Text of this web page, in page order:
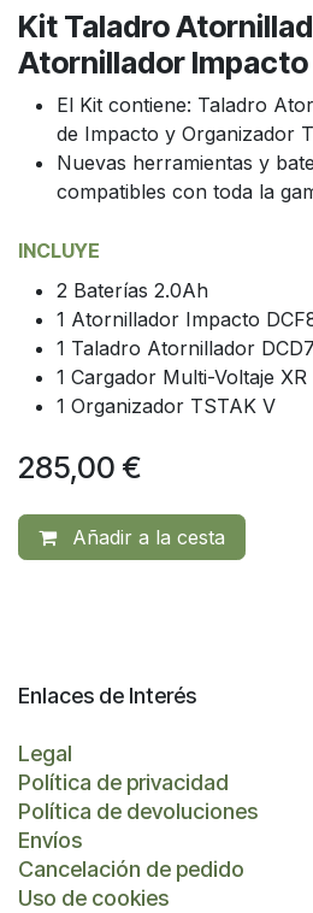
Kit Taladro
Atornillador Impacto
El Kit contiene: Taladro
de Impacto y Organizador
Nuevas herramientas y
compatibles con toda la
INCLUYE
2 Baterías 2.0Ah
1 Atornillador Impacto
1 Taladro Atornillador
1 Cargador Multi-Voltaje XR
1 Organizador TSTAK V
285,00 €
Añadir a la cesta
Enlaces de Interés
Legal
Política de privacidad
Política de devoluciones
Envíos
Cancelación de pedido
Uso de cookies